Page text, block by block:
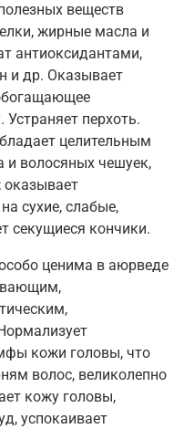
веществ
жирные масла и
антиоксидантами,
и др. Оказывает
перхоть.
целительным
и волосяных чешуек,
оказывает
сухие, слабые,
секущиеся кончики.
ценима в аюрведе
кожи головы, что
волос, великолепно
кожу головы,
успокаивает